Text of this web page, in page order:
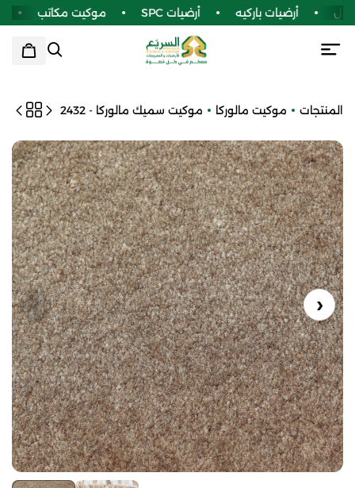
أرضيات باركيه أرضيات SPC موكيت مكاتب
المنتجات موكيت مالوركا موكيت سميك مالوركا - 2432